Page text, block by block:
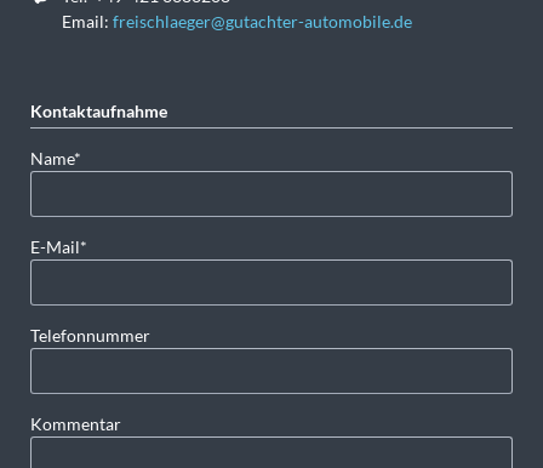
Email:freischlaeger@gutachter-automobile.de
Kontaktaufnahme
Pflichtfeld
Name*
Pflichtfeld
E-Mail*
Telefonnummer
Kommentar